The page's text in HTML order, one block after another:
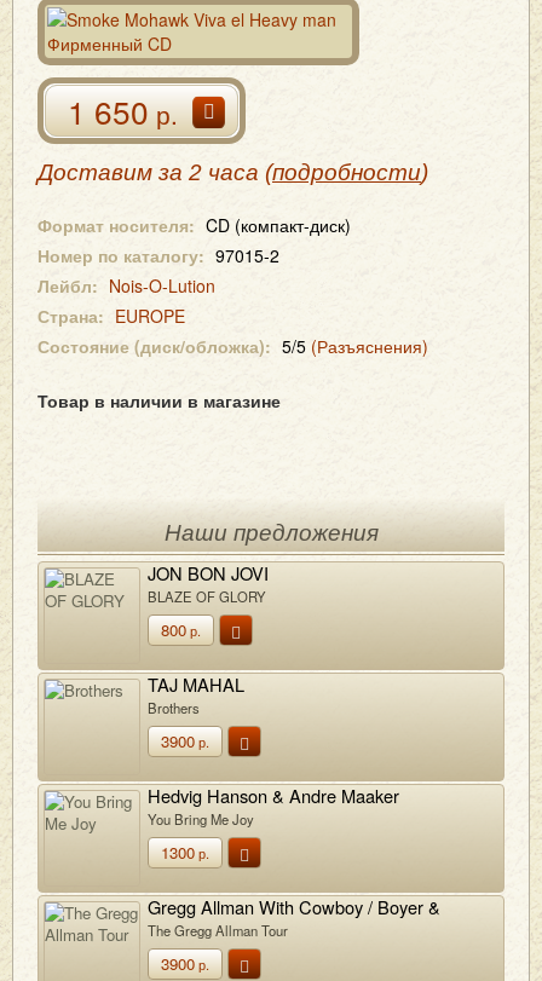
1 650р.
Доставим за 2 часа (подробности)
Формат носителя: CD (компакт-диск)
Номер по каталогу: 97015-2
Лейбл: Nois-O-Lution
Страна: EUROPE
Состояние (диск/обложка): 5/5 (Разъяснения)
Товар в наличии в магазине
Наши предложения
JON BON JOVI
BLAZE OF GLORY
800р.
TAJ MAHAL
Brothers
3900р.
Hedvig Hanson & Andre Maaker
You Bring Me Joy
1300р.
Gregg Allman With Cowboy / Boyer &
Talton
The Gregg Allman Tour
3900р.